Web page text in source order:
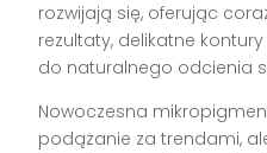
rozwijają się, oferując
rezultaty, delikatne
do naturalnego odcienia
Nowoczesna
podążanie za trendami,